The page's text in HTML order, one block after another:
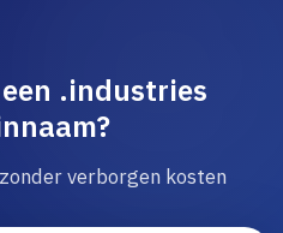
.industries
verborgen kosten